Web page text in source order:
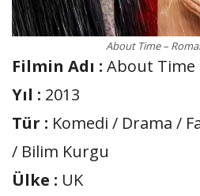
About Time –
Filmin Adı : About Time
Yıl : 2013
Tür : Komedi / Drama /
/ Bilim Kurgu
Ülke : UK